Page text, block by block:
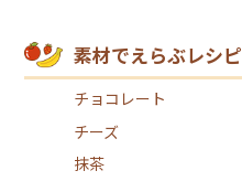
素材でえらぶレシピ
チョコレート
チーズ
抹茶